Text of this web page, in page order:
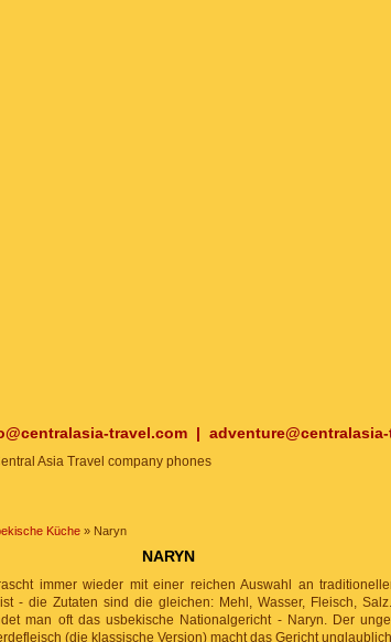
travel.com |
Küche » Naryn
NARYN
immer wieder mit einer reichen Auswahl an
- die Zutaten sind die gleichen: Mehl, Wasser, Fleisch,
man oft das usbekische Nationalgericht - Naryn. Der
(die klassische Version) macht das Gericht